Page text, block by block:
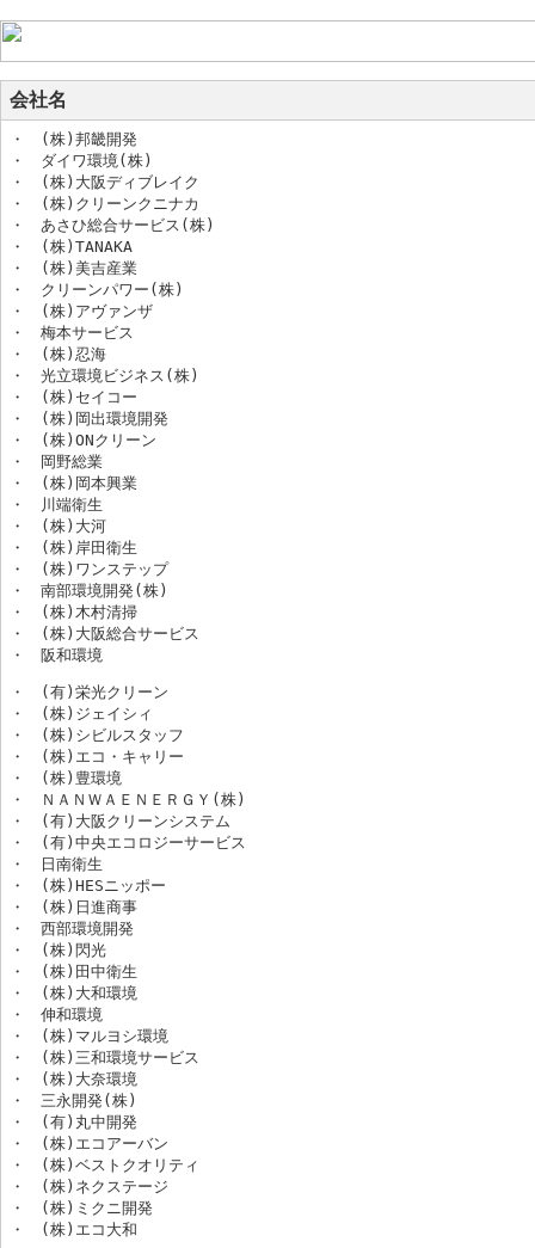
会社名
・　(株)邦畿開発
・　ダイワ環境(株)
・　(株)大阪ディブレイク
・　(株)クリーンクニナカ
・　あさひ総合サービス(株)
・　(株)TANAKA
・　(株)美吉産業
・　クリーンパワー(株)
・　(株)アヴァンザ
・　梅本サービス
・　(株)忍海
・　光立環境ビジネス(株)
・　(株)セイコー
・　(株)岡出環境開発
・　(株)ONクリーン
・　岡野総業
・　(株)岡本興業
・　川端衛生
・　(株)大河
・　(株)岸田衛生
・　(株)ワンステップ
・　南部環境開発(株)
・　(株)木村清掃
・　(株)大阪総合サービス
・　阪和環境
・　(有)栄光クリーン
・　(株)ジェイシィ
・　(株)シビルスタッフ
・　(株)エコ・キャリー
・
(株) 豊環境
・　ＮＡＮＷＡＥＮＥＲＧＹ(株)
・　(有)大阪クリーンシステム
・　(有)中央エコロジーサービス
・　日南衛生
・　(株)HESニッポー
・　(株)日進商事
・　西部環境開発
・　(株)閃光
・　(株)田中衛生
・　(株)大和環境
・　伸和環境
・　(株)マルヨシ環境
・　(株)三和環境サービス
・　(株)大奈環境
・　三永開発(株)
・　(有)丸中開発
・　(株)エコアーバン
・　(株)ベストクオリティ
・　(株)ネクステージ
・　(株)ミクニ開発
・　(株)エコ大和